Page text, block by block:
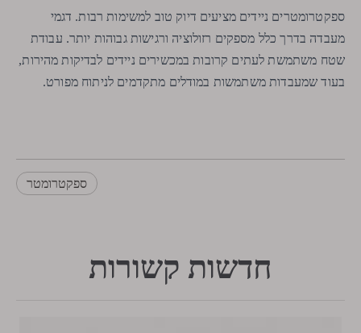
ספקטרומטרים ניידים מציעים דיוק טוב למשימות רבות. דגמי
מעבדה בדרך כלל מספקים רזולוציה ורגישות גבוהות יותר. עבודת
שטח משתמשת לעתים קרובות במכשירים ניידים לבדיקות מהירות,
בעוד שמעבדות משתמשות במודלים מתקדמים לניתוח מפורט.
ספקטרומטר
חדשות קשורות